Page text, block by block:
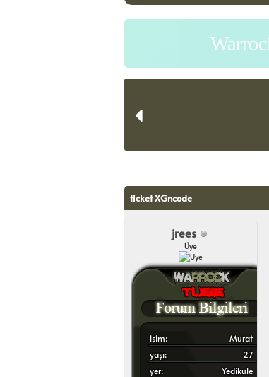
ticket XGncode
jrees
Üye
i̇sim:
Murat
yaşı:
27
yer:
Yedikule